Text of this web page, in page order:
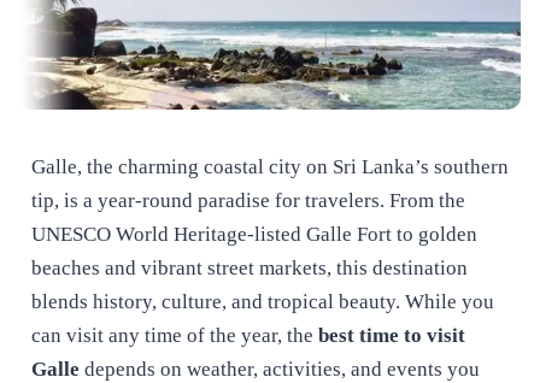
Galle, the charming coastal city on Sri Lanka’s southern
tip, is a year-round paradise for travelers. From the
UNESCO World Heritage-listed Galle Fort to golden
beaches and vibrant street markets, this destination
blends history, culture, and tropical beauty. While you
can visit any time of the year, the best time to visit
Galle depends on weather, activities, and events you